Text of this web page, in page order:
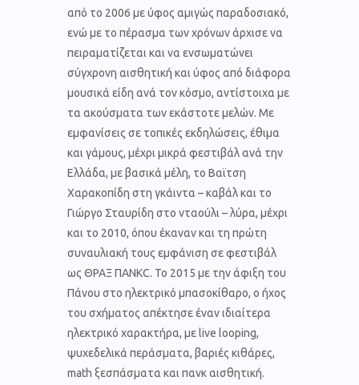
από το 2006 με ύφος αμιγώς παραδοσιακό,
ενώ με το πέρασμα των χρόνων άρχισε να
πειραματίζεται και να ενσωματώνει
σύγχρονη αισθητική και ύφος από διάφορα
μουσικά είδη ανά τον κόσμο, αντίστοιχα με
τα ακούσματα των εκάστοτε μελών. Με
εμφανίσεις σε τοπικές εκδηλώσεις, έθιμα
και γάμους, μέχρι μικρά φεστιβάλ ανά την
Ελλάδα, με βασικά μέλη, το Βαϊτση
Χαρακοπίδη στη γκάιντα – καβάλ και το
Γιώργο Σταυρίδη στο νταούλι – λύρα, μέχρι
και το 2010, όπου έκαναν και τη πρώτη
συναυλιακή τους εμφάνιση σε φεστιβάλ
ως ΘΡΑΞ ΠΑΝΚC. Το 2015 με την άφιξη του
Πάνου στο ηλεκτρικό μπασοκίθαρο, ο ήχος
του σχήματος απέκτησε έναν ιδιαίτερα
ηλεκτρικό χαρακτήρα, με live looping,
ψυχεδελικά περάσματα, βαριές κιθάρες,
math ξεσπάσματα και πανκ αισθητική.